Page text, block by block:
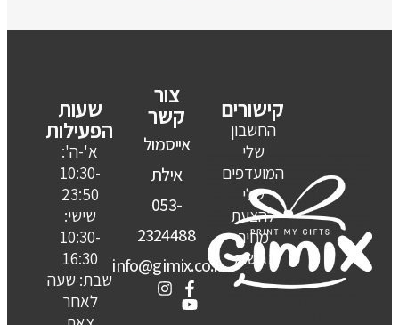
קישורים
החשבון
שלי
המועדפים
שלי
להצעת
מחיר
נגישות
צור
קשר
אייסמול
אילת
053-
2324488
info@gimix.co.il
שעות
הפעילות
א'-ה':
10:30-
23:50
שישי:
10:30-
16:30
שבת: שעה
לאחר